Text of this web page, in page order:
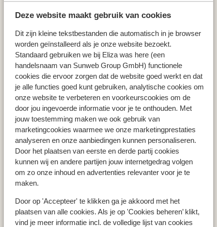
Deze website maakt gebruik van cookies
Dit zijn kleine tekstbestanden die automatisch in je browser
worden geïnstalleerd als je onze website bezoekt.
Standaard gebruiken we bij Eliza was here (een
handelsnaam van Sunweb Group GmbH) functionele
cookies die ervoor zorgen dat de website goed werkt en dat
je alle functies goed kunt gebruiken, analytische cookies om
onze website te verbeteren en voorkeurscookies om de
door jou ingevoerde informatie voor je te onthouden. Met
jouw toestemming maken we ook gebruik van
marketingcookies waarmee we onze marketingprestaties
analyseren en onze aanbiedingen kunnen personaliseren.
Door het plaatsen van eerste en derde partij cookies
kunnen wij en andere partijen jouw internetgedrag volgen
om zo onze inhoud en advertenties relevanter voor je te
maken.
Door op 'Accepteer' te klikken ga je akkoord met het
plaatsen van alle cookies. Als je op 'Cookies beheren’ klikt,
vind je meer informatie incl. de volledige lijst van cookies
Vakantie Griekenland
Vakantie Spanje
Vakantie Italië
Vakantie Portugal
Populaire regio's
Vakantie Kreta
Vakantie Zakynthos
Vakantie Andalusië
Vakantie Algarve
Type vakantie
Zomervakantie
Herfstvakantie